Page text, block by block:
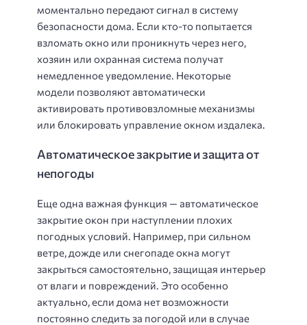
моментально передают сигнал в систему
безопасности дома. Если кто-то попытается
взломать окно или проникнуть через него,
хозяин или охранная система получат
немедленное уведомление. Некоторые
модели позволяют автоматически
активировать противовзломные механизмы
или блокировать управление окном издалека.
Автоматическое закрытие и защита от
непогоды
Еще одна важная функция — автоматическое
закрытие окон при наступлении плохих
погодных условий. Например, при сильном
ветре, дожде или снегопаде окна могут
закрыться самостоятельно, защищая интерьер
от влаги и повреждений. Это особенно
актуально, если дома нет возможности
постоянно следить за погодой или в случае